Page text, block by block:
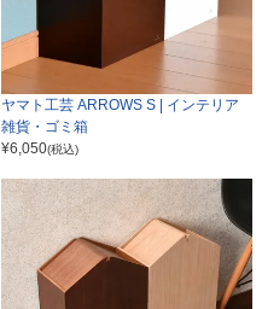
ヤマト工芸 ARROWS S | インテリア
雑貨・ゴミ箱
¥6,050(税込)